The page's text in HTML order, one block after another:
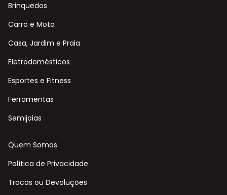
Brinquedos
Carro e Moto
Casa, Jardim e Praia
Eletrodomésticos
Esportes e Fitness
Ferramentas
Semijoias
Quem Somos
Política de Privacidade
Trocas ou Devoluções